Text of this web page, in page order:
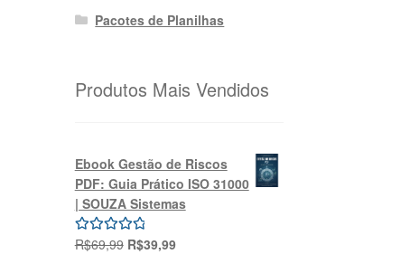
Pacotes de Planilhas
Produtos Mais Vendidos
Ebook Gestão de Riscos
PDF: Guia Prático ISO 31000
| SOUZA Sistemas
Avaliação
R$69,99 O
R$39,99O